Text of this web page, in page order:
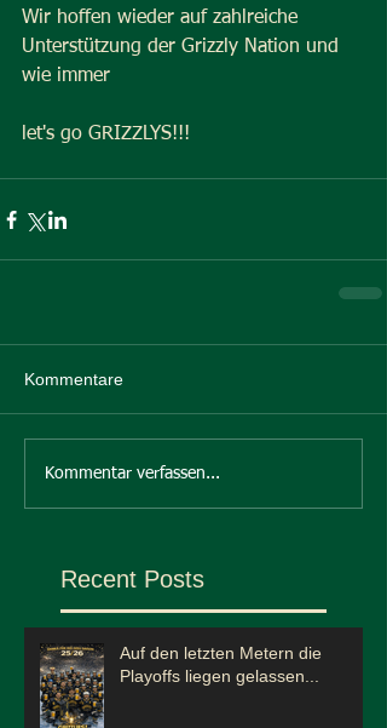
Wir hoffen wieder auf zahlreiche
Unterstützung der Grizzly Nation und
wie immer
let's go GRIZZLYS!!!
Kommentare
Kommentar verfassen...
Recent Posts
Auf den letzten Metern die
Playoffs liegen gelassen...